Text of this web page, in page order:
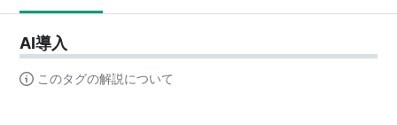
AI導入
このタグの解説について